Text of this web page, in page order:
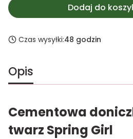
Dodaj do
Czas wysyłki:48 godzin
Opis
Cementowa
twarz Spring Girl